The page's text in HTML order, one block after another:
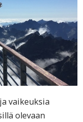
vaikeuksia
olevaan